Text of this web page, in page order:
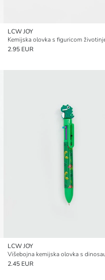
LCW JOY
Kemijska olovka s figuricom
2.95 EUR
LCW JOY
Višebojna kemijska olovka s
2.45 EUR